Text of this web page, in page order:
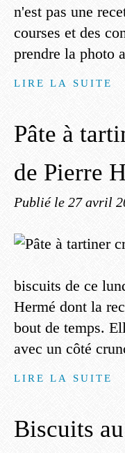
n'est pas une
courses et des
prendre la photo
LIRE LA SUITE
Pâte à
de Pierre
Publié le 27 avril
biscuits de ce
Hermé dont la
bout de temps.
avec un côté
LIRE LA SUITE
Biscuits